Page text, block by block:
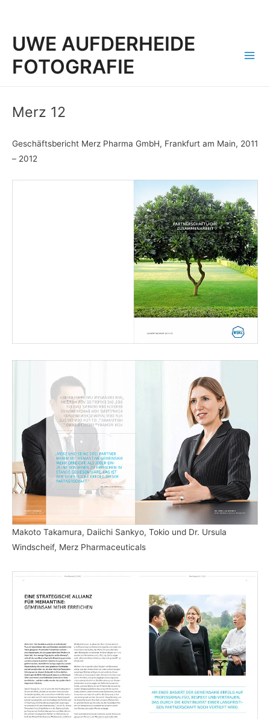
UWE AUFDERHEIDE
FOTOGRAFIE
Merz 12
Geschäftsbericht Merz Pharma GmbH, Frankfurt am Main, 2011
– 2012
Makoto Takamura, Daiichi Sankyo, Tokio und Dr. Ursula
Windscheif, Merz Pharmaceuticals